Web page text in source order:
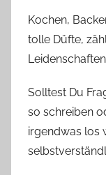
Kochen,
tolle Düfte,
Solltest Du
so schreiben
irgendwas los